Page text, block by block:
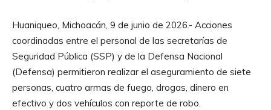
Huaniqueo, Michoacán, 9 de junio de 2026.- Acciones
coordinadas entre el personal de las secretarías de
Seguridad Pública (SSP) y de la Defensa Nacional
(Defensa) permitieron realizar el aseguramiento de siete
personas, cuatro armas de fuego, drogas, dinero en
efectivo y dos vehículos con reporte de robo.